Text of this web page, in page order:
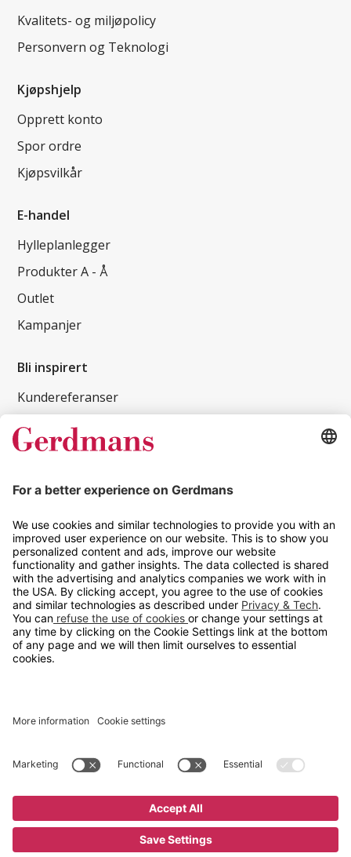
12 495 kr
Kvalitets- og miljøpolicy
Personvern og Teknologi
Kjøpshjelp
Opprett konto
Spor ordre
Kjøpsvilkår
E-handel
Hylleplanlegger
Produkter A - Å
Outlet
Kampanjer
Bli inspirert
Kundereferanser
Magasin
Tips og guider
Kontakt
info@gerdmans.no
67 80 56 20
Åpningstid
Hverdager 08:00-16:00
Cookie innstillinger